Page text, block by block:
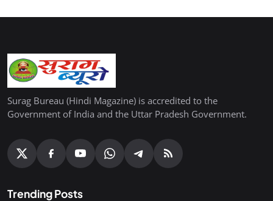
Surag Bureau (Hindi Magazine) is accredited to the
Government of India and the Uttar Pradesh Government.
Trending Posts